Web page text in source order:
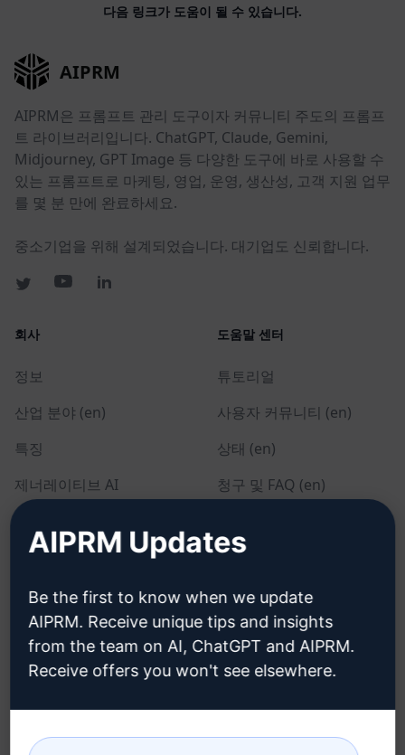
다음 링크가 도움이 될 수 있습니다.
AIPRM
AIPRM은 프롬프트 관리 도구이자 커뮤니티 주도의 프롬프
트 라이브러리입니다. ChatGPT, Claude, Gemini,
Midjourney, GPT Image 등 다양한 도구에 바로 사용할 수
있는 프롬프트로 마케팅, 영업, 운영, 생산성, 고객 지원 업무
를 몇 분 만에 완료하세요.
중소기업을 위해 설계되었습니다. 대기업도 신뢰합니다.
회사
정보
산업 분야 (en)
특징
제너레이티브 AI
팀 요금제 (en)
블로그 (en)
도움말 센터
튜토리얼
사용자 커뮤니티 (en)
상태 (en)
청구 및 FAQ (en)
법률
사용 제한 정책 (en)
다운로드
Google 크롬
AIPRM Updates
Be the first to know when we update
AIPRM. Receive unique tips and insights
from the team on AI, ChatGPT and AIPRM.
Receive offers you won't see elsewhere.